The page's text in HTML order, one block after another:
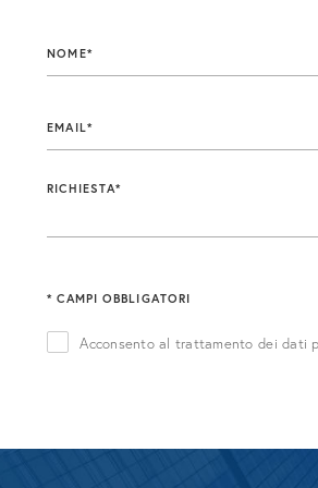
NOME*
EMAIL*
RICHIESTA*
* CAMPI OBBLIGATORI
Acconsento al trattamento dei dati